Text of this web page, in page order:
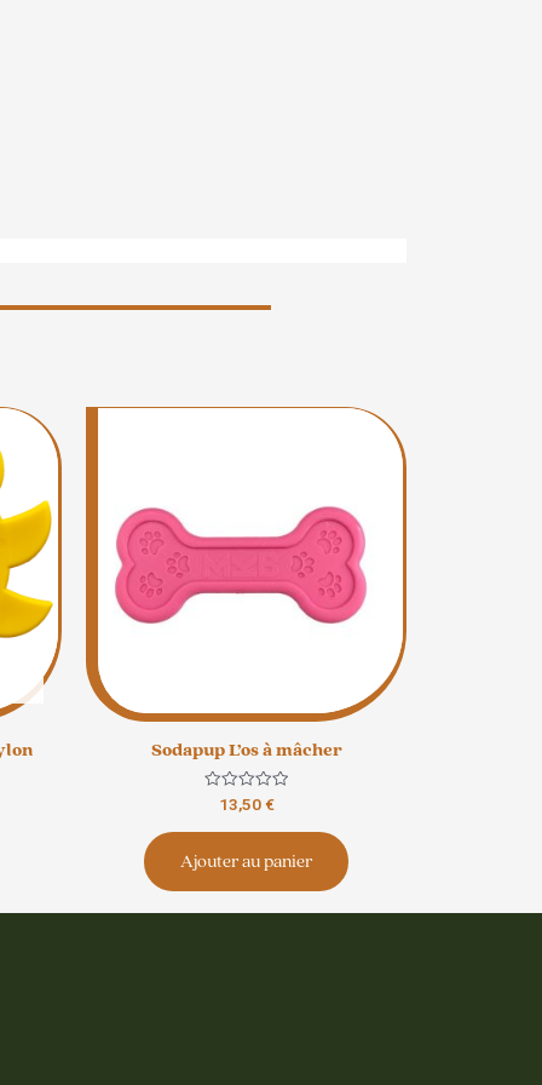
Sodapup L’os à mâcher
Note
sur
13,50€
Ajouter au panier